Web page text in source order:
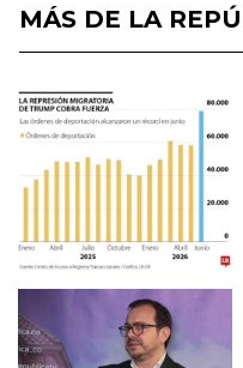
MÁS DE LA